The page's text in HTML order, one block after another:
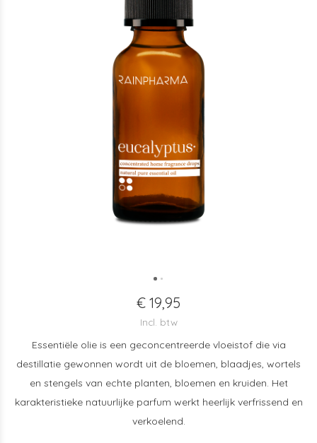
€ 19,95
Incl. btw
Essentiële olie is een geconcentreerde vloeistof die via
destillatie gewonnen wordt uit de bloemen, blaadjes, wortels
en stengels van echte planten, bloemen en kruiden. Het
karakteristieke natuurlijke parfum werkt heerlijk verfrissend en
verkoelend.